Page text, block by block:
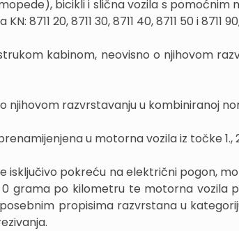
bicikli i slična vozila s pomoćnim
8711 20, 8711 30, 8711 40, 8711 50 i 8711
kabinom, neovisno o njihovom
o njihovom razvrstavanju u kombiniranoj
u motorna vozila iz točke 1.,
isključivo pokreću na električni pogon,
grama po kilometru te motorna vozila
propisima razvrstana u